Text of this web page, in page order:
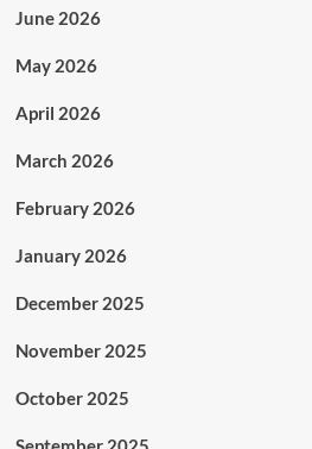
June 2026
May 2026
April 2026
March 2026
February 2026
January 2026
December 2025
November 2025
October 2025